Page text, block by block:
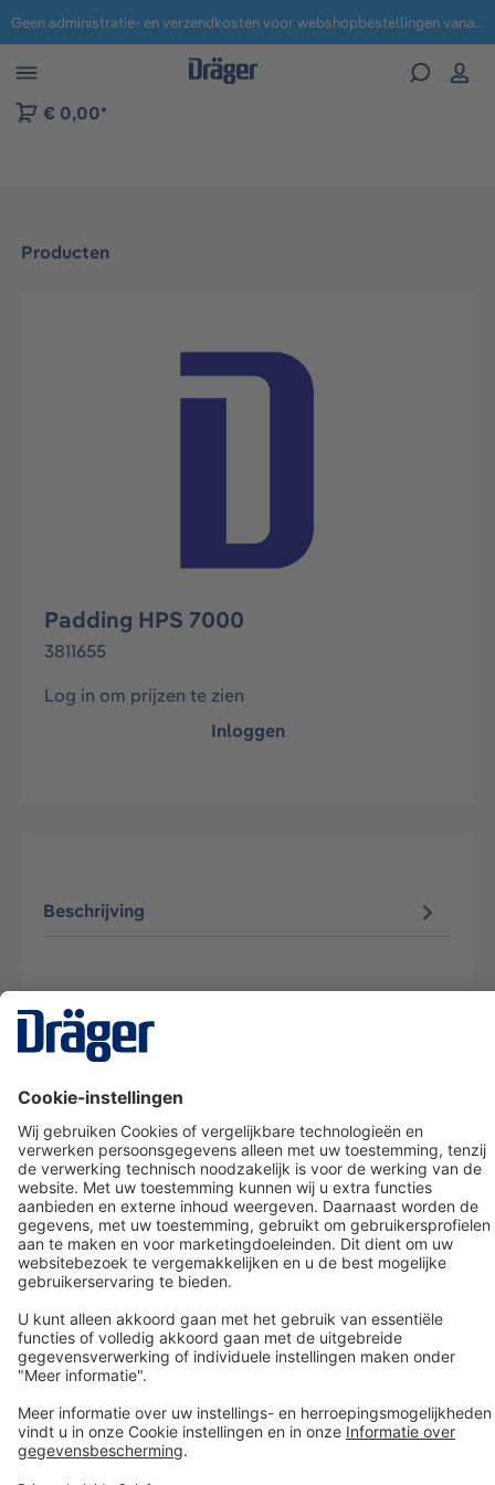
naar navigatie B2B-platform Geen administratie- en verzendkosten voor webshopbestellingen vanaf € 100,-.
€ 0,00*
Producten
Afbeeldingengalerij overslaan
Padding HPS 7000
3811655
Log in om prijzen te zien
Inloggen
Beschrijving
Dräger klantenservice
Over Dräger
Bestellen in onze webshop
Community